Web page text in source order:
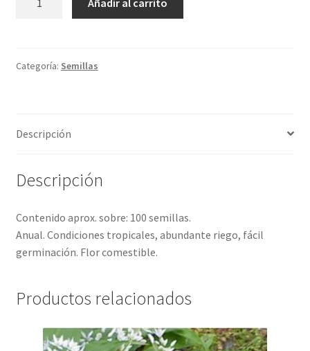
rojo
Añadir al carrito
Categoría: Semillas
Descripción
Descripción
Contenido aprox. sobre: 100 semillas.
Anual. Condiciones tropicales, abundante riego, fácil
germinación. Flor comestible.
Productos relacionados